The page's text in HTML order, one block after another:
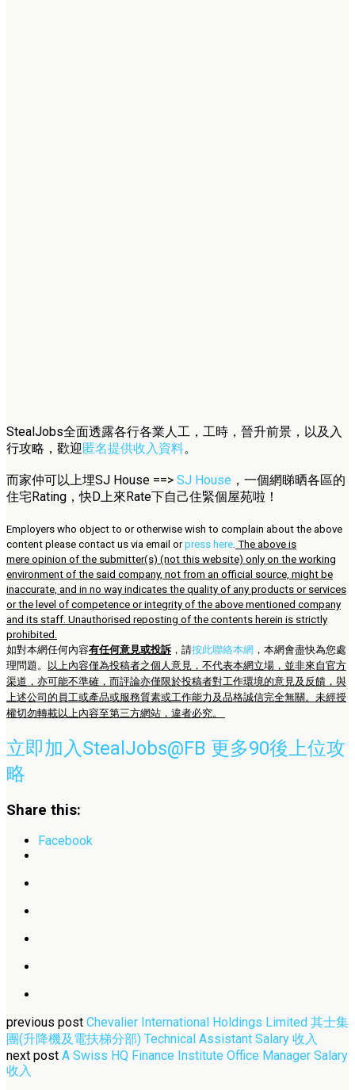
StealJobs全面透露各行各業人工，工時，晉升前景，以及入
行攻略，歡迎匿名提供收入資料。
而家仲可以上埋SJ House ==> SJ House ，一個網睇晒各區的
住宅Rating，快D上來Rate下自己住緊個屋苑啦！
Employers who object to or otherwise wish to complain about the above
content please contact us via email orpress here The above is
mere opinion of the submitter(s) (not this website) only on the working
environment of the said company, not from an official source, might be
inaccurate, and in no way indicates the quality of any products or services
or the level of competence or integrity of the above mentioned company
and its staff. Unauthorised reposting of the contents herein is strictly
prohibited.
如對本網任何內容有任何意見或投訴 ，請按此聯絡本網 ，本網會盡快為您處
理問題。
以上內容僅為投稿者之個人意見，不代表本網立場，並非來自官方
渠道，亦可能不準確，而評論亦僅限於投稿者對工作環境的意見及反饋，與
上述公司的員工或產品或服務質素或工作能力及品格誠信完全無關。未經授
權切勿轉載以上內容至第三方網站，違者必究。
立即加入StealJobs@FB 更多90後上位攻
略
Share this:
Facebook
previous post Chevalier International Holdings Limited 其士集
團(升降機及電扶梯分部) Technical Assistant Salary 收入
next post A Swiss HQ Finance Institute Office Manager Salary
收入